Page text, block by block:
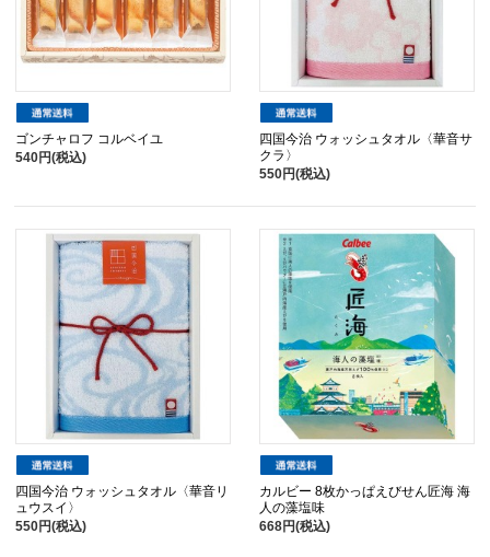
ゴンチャロフ コルベイユ
540円(税込)
四国今治 ウォッシュタオル〈華音サ
クラ〉
550円(税込)
四国今治 ウォッシュタオル〈華音リ
ュウスイ〉
550円(税込)
カルビー 8枚かっぱえびせん匠海 海
人の藻塩味
668円(税込)